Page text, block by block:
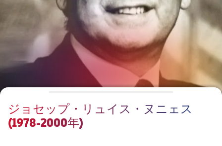
レジェンド
plusicon
label.aria.plus
プレスパス
チケット
順位表
スケジュール
チケット
結果
PLUSICON
LABEL.ARIA.PLUS
トップチーム
plusicon
label.aria.plus
スケジュール
チケット
結果
LABEL.ARIA.PLUS
トップチーム
スケジュール
PLUSICON
LABEL.ARIA.PLUS
ジョセップ・リュイス・ヌニェス
(1978-2000年)